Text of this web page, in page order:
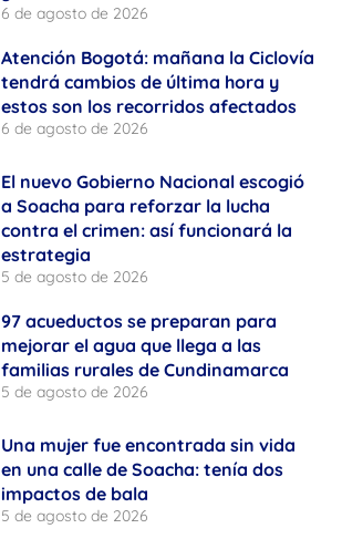
6 de agosto de 2026
Atención Bogotá: mañana la Ciclovía
tendrá cambios de última hora y
estos son los recorridos afectados
6 de agosto de 2026
El nuevo Gobierno Nacional escogió
a Soacha para reforzar la lucha
contra el crimen: así funcionará la
estrategia
5 de agosto de 2026
97 acueductos se preparan para
mejorar el agua que llega a las
familias rurales de Cundinamarca
5 de agosto de 2026
Una mujer fue encontrada sin vida
en una calle de Soacha: tenía dos
impactos de bala
5 de agosto de 2026